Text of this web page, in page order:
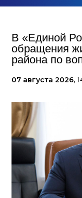
В «Единой
обращения
района по
07 августа 2026,